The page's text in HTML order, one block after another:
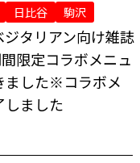
日比谷 駒沢
ジタリアン向け雑誌
限定コラボメニュ
ました※コラボメ
しました